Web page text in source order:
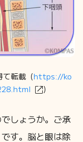
転載（https://ko
）
しょうか。ご承
す。脳と眼は除